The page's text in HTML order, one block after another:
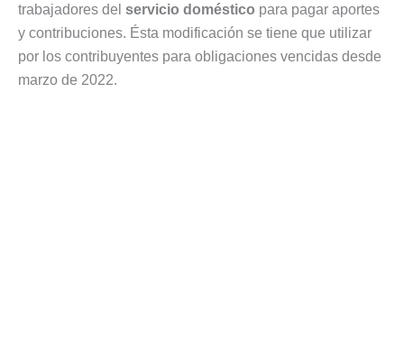
trabajadores del servicio doméstico para pagar aportes
y contribuciones. Ésta modificación se tiene que utilizar
por los contribuyentes para obligaciones vencidas desde
marzo de 2022.